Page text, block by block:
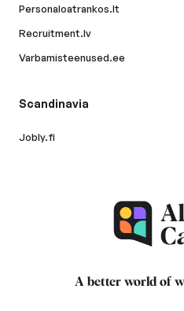
Personaloatrankos.lt
Recruitment.lv
Varbamisteenused.ee
Scandinavia
Jobly.fi
A better world of